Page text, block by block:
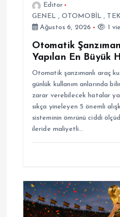
Editor
GENEL , OTOMOBİL ,
Ağustos 6, 2026
1
Otomatik
Yapılan En Büyük
Otomatik şanzımanlı araç
günlük kullanım anlarında
zarar verebilecek hatalar
sıkça yineleyen 5 önemli
sisteminin ömrünü ciddi
ileride maliyetli…